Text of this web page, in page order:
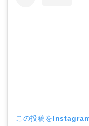
この投稿を